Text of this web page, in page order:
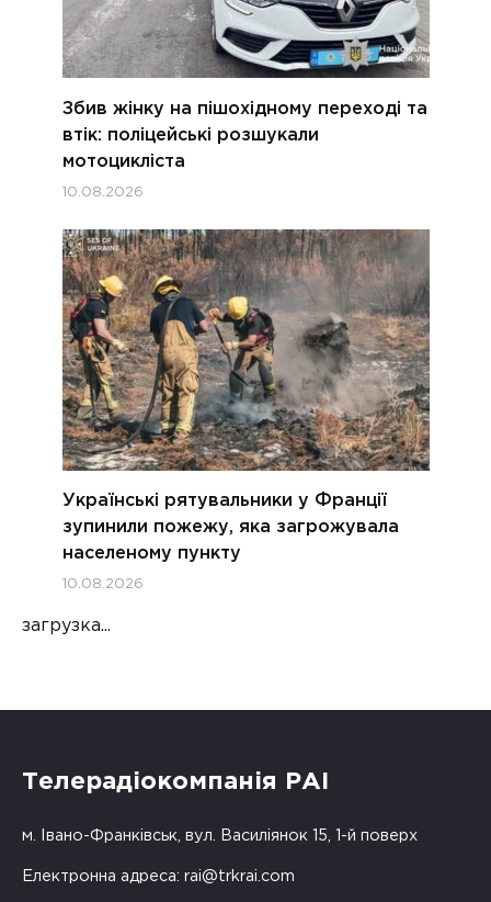
Збив жінку на пішохідному переході та
втік: поліцейські розшукали
мотоцикліста
10.08.2026
Українські рятувальники у Франції
зупинили пожежу, яка загрожувала
населеному пункту
10.08.2026
загрузка...
Телерадіокомпанія РАІ
м. Івано-Франківськ, вул. Василіянок 15, 1-й поверх
Електронна адреса: rai@trkrai.com